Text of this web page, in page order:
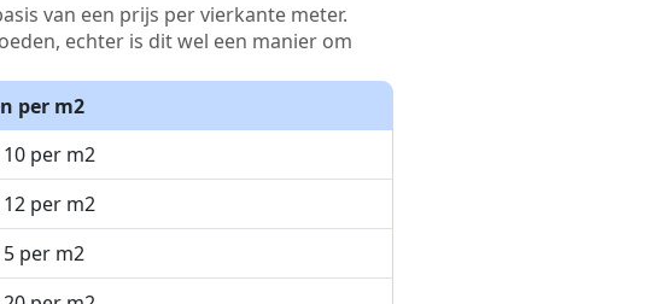
van een prijs per vierkante meter.
echter is dit wel een manier om
per m2
per m2
per m2
per m2